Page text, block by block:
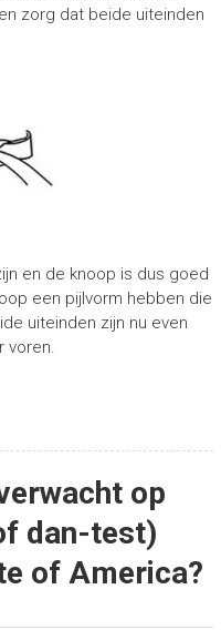
zorg dat beide uiteinden
en de knoop is dus goed
een pijlvorm hebben die
uiteinden zijn nu even
voren.
op
dan-test)
of America?